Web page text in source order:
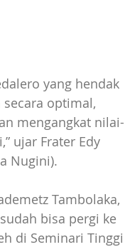
yang hendak
optimal,
mengangkat nilai-
ujar Frater Edy
Nugini).
Tambolaka,
bisa pergi ke
di Seminari Tinggi